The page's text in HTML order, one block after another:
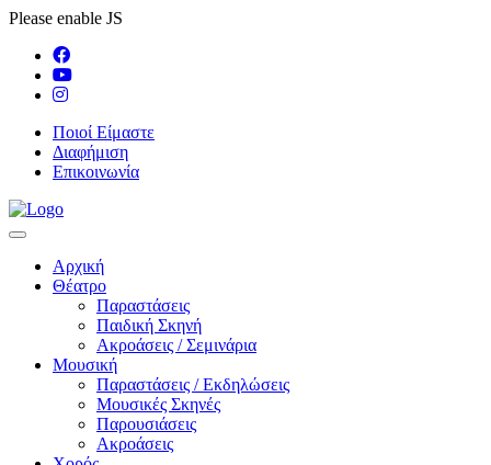
Please enable JS
Ποιοί Είμαστε
Διαφήμιση
Επικοινωνία
Αρχική
Θέατρο
Παραστάσεις
Παιδική Σκηνή
Ακροάσεις / Σεμινάρια
Μουσική
Παραστάσεις / Εκδηλώσεις
Μουσικές Σκηνές
Παρουσιάσεις
Ακροάσεις